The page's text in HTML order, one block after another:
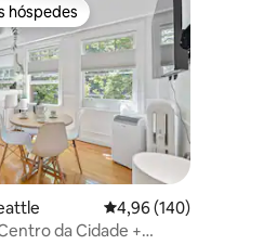
5, 246 avaliações
preferidos dos hóspedes
hóspedes
4,96 de uma avaliação
4,96 (140)
da Cidade +